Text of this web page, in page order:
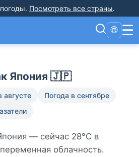
. Посмотреть все страны.
🌐 ☰
Япония 🇯🇵
августе
Погода в сентябре
— сейчас 28°C в
облачность.